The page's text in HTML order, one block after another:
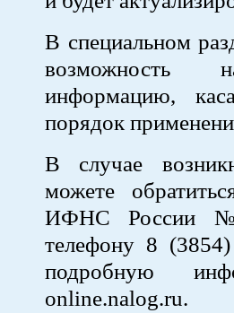
В специальном
возможность
информацию,
порядок
В случае
можете
ИФНС России
телефону 8
подробную
online.nalog.ru.